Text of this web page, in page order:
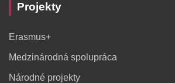
Projekty
Erasmus+
Medzinárodná spolupráca
Národné projekty